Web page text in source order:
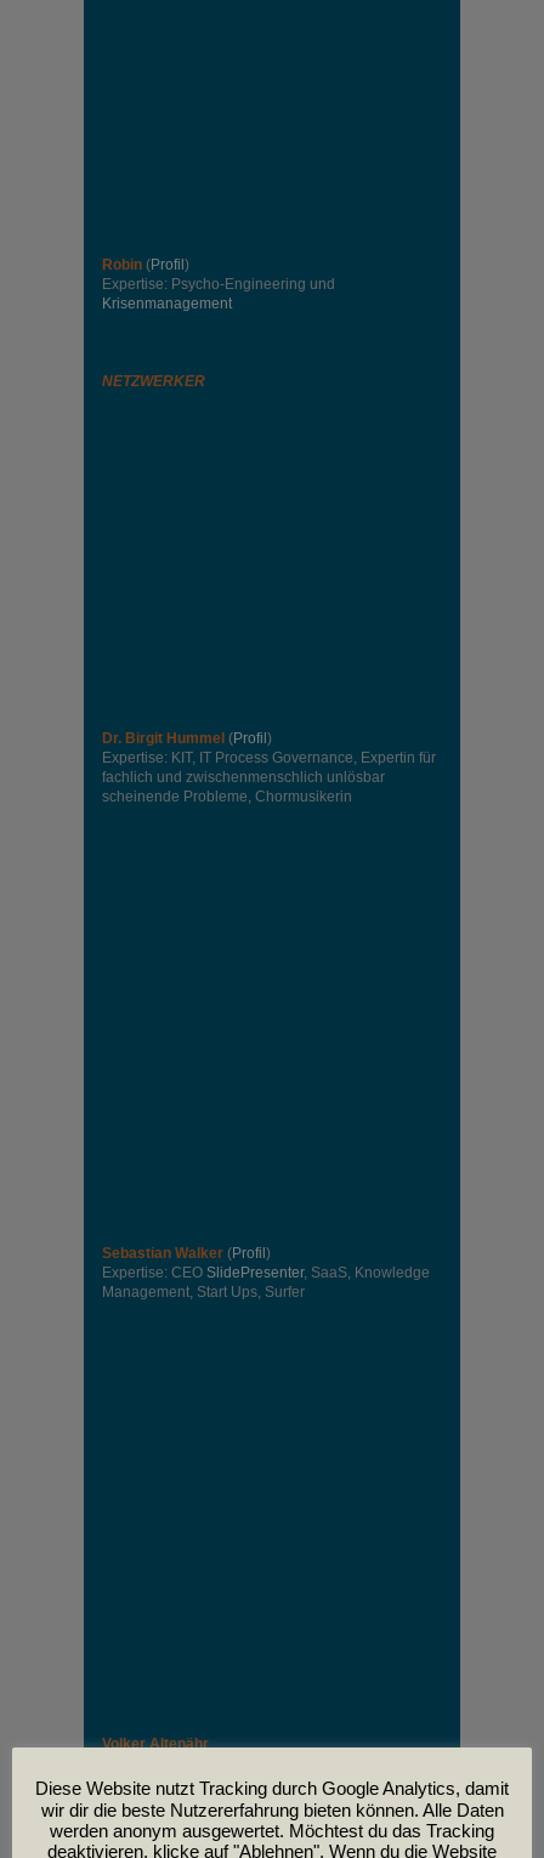
Robin (Profil )
Expertise: Psycho-Engineering und
Krisenmanagement
NETZWERKER
Dr. Birgit Hummel (Profil )
Expertise: KIT, IT Process Governance, Expertin für
fachlich und zwischenmenschlich unlösbar
scheinende Probleme, Chormusikerin
Sebastian Walker (Profil )
Expertise: CEO SlidePresenter, SaaS, Knowledge
Management, Start Ups, Surfer
Volker Altenähr
leider am
30. April im Alter von 81 Jahren verstorben.
Diese Website nutzt Tracking durch Google Analytics, damit
wir dir die beste Nutzererfahrung bieten können. Alle Daten
werden anonym ausgewertet. Möchtest du das Tracking
deaktivieren, klicke auf "Ablehnen". Wenn du die Website